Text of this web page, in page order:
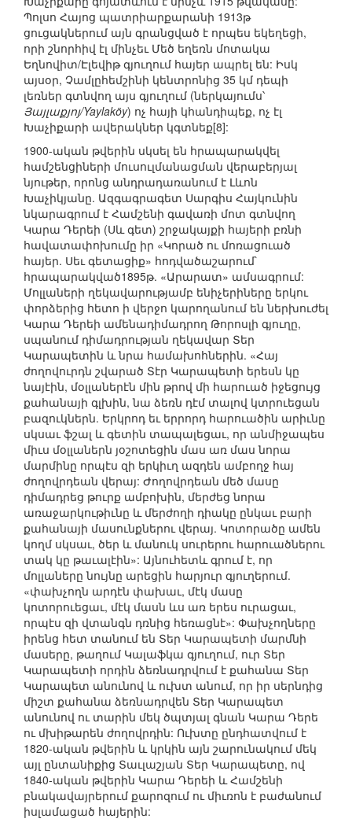
Պոլսո Հայոց պատրիարքարանի 1913թ
ցուցակներում այն գրանցված է որպես եկեղեցի,
որի շնորհիվ էլ մինչեւ Մեծ եղեռն մոտակա
Եղնովիտ/Էլեվիթ գյուղում հայեր ապրել են: Իսկ
այսօր, Չամլըհեմշինի կենտրոնից 35 կմ դեպի
լեռներ գտնվող այս գյուղում (ներկայումս՝
Յայլաքյոյ/Yaylaköy) ոչ հայի կհանդիպեք, ոչ էլ
Խաչիքարի ավերակներ կգտնեք[8]:
1900-ական թվերին սկսել են հրապարակվել
համշենցիների մուսուլմանացման վերաբերյալ
նյութեր, որոնց անդրադառանում է Լևոն
Խաչիկյանը. Ազգագրագետ Սարգիս Հայկունին
նկարագրում է Համշենի գավառի մոտ գտնվող
Կարա Դերեի (Սև գետ) շրջակայքի հայերի բռնի
հավատափոխումը իր «Կորած ու մոռացուած
հայեր. Սեւ գետացիք» հոդվածաշարում`
հրապարակված1895թ. «Արարատ» ամսագրում:
Մոլլաների ղեկավարությամբ ենիչերիները երկու
փորձերից հետո ի վերջո կարողանում են ներխուժել
Կարա Դերեի ամենադիմադրող Թորոսլի գյուղը,
սպանում դիմադրության ղեկավար Տեր
Կարապետին և նրա համախոհներին. «Հայ
ժողովուրդն շվարած Տէր Կարապետի երեսն կը
նայէին, մօլլաներէն մին թրով մի հարուած իջեցույց
քահանայի գլխին, նա ձեռն դէմ տալով կտրուեցան
բազուկներն. Երկրոդ եւ երրորդ հարուածին արիւնը
սկսաւ ֆշալ և գետին տապալեցաւ, որ անմիջապես
միւս մօլլաներն յօշոտեցին մաս առ մաս նորա
մարմինը որպէս զի երկիւղ ազդեն ամբողջ հայ
ժողովրդեան վերայ: Ժողովրդեան մեծ մասը
դիմադրեց թուրք ամբոխին, մերժեց նորա
առաջարկութիւնը և մերժողի դիակը ընկաւ բարի
քահանայի մասունքներու վերայ. Կոտորածը ամեն
կողմ սկսաւ, ծեր և մանուկ սուրերու հարուածներու
տակ կը թաւալէին»: Այնուհետև գրում է, որ
մոլլաները նույնը արեցին հարյուր գյուղերում.
«փախչողն արդէն փախաւ, մէկ մասը
կոտորուեցաւ, մէկ մասն ևս առ երես ուրացաւ,
որպէս զի վտանգն դռնից հեռացնէ»: Փախչողները
իրենց հետ տանում են Տեր Կարապետի մարմնի
մասերը, թաղում Կալաֆկա գյուղում, ուր Տեր
Կարապետի որդին ձեռնադրվում է քահանա Տեր
Կարապետ անունով և ուխտ անում, որ իր սերնդից
միշտ քահանա ձեռնադրվեն Տեր Կարապետ
անունով ու տարին մեկ ծպտյալ գնան Կարա Դերե
ու մխիթարեն ժողովրդին: Ուխտը ընդհատվում է
1820-ական թվերին և կրկին այն շարունակում մեկ
այլ ընտանիքից Տաւլաշյան Տեր Կարապետը, ով
1840-ական թվերին Կարա Դերեի և Համշենի
բնակավայրերում քարոզում ու միւռոն է բաժանում
իսլամացած հայերին: